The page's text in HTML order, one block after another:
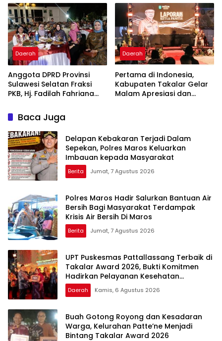
Pelayanan Kesehatan
Berkualitas
2026
Daerah
Anggota DPRD Provinsi
Sulawesi Selatan Fraksi
PKB, Hj. Fadilah Fahriana
Takalar Menyalakan
Lentera Pengabdian
Melalui Malam Apresiasi
dan Inovasi Award 2026
Daerah
Pertama di Indonesia,
Kabupaten Takalar Gelar
Malam Apresiasi dan
Baca Juga
Delapan Kebakaran Terjadi Dalam
Sepekan, Polres Maros Keluarkan
Imbauan kepada Masyarakat
Berita Jumat, 7 Agustus 2026
Polres Maros Hadir Salurkan Bantuan Air
Bersih Bagi Masyarakat Terdampak
Krisis Air Bersih Di Maros
Berita Jumat, 7 Agustus 2026
UPT Puskesmas Pattallassang Terbaik di
Takalar Award 2026, Bukti Komitmen
Hadirkan Pelayanan Kesehatan
Berkualitas
Daerah Kamis, 6 Agustus 2026
Buah Gotong Royong dan Kesadaran
Warga, Kelurahan Patte’ne Menjadi
Bintang Takalar Award 2026